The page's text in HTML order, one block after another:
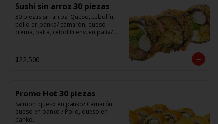
Sushi sin arroz 30 piezas
30 piezas sin arroz. Queso, cebollín,
pollo en panko/ camarón, queso
crema, palta, cebollín env. en palta/
(Foto referencial)
$22.500
Promo Hot 30 piezas
Salmon, queso en panko/ Camarón,
queso en panko / Pollo, queso en
panko.